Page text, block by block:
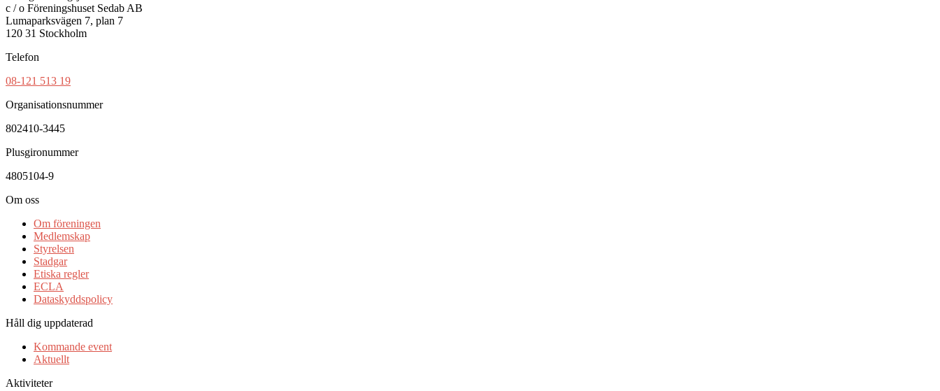
c / o Föreningshuset Sedab AB
Lumaparksvägen 7, plan 7
120 31 Stockholm
Telefon
08-121 513 19
Organisationsnummer
802410-3445
Plusgironummer
4805104-9
Om oss
Om föreningen
Medlemskap
Styrelsen
Stadgar
Etiska regler
ECLA
Dataskyddspolicy
Håll dig uppdaterad
Kommande event
Aktuellt
Aktiviteter